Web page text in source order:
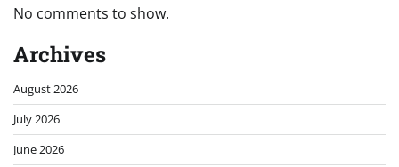
No comments to show.
Archives
August 2026
July 2026
June 2026